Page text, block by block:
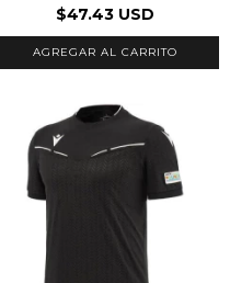
$47.43 USD
AGREGAR AL CARRITO